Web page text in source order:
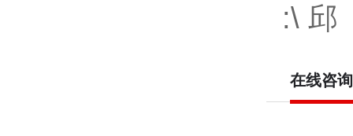
:\ 邱
在线咨询